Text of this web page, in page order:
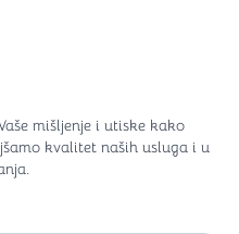
mišljenje i utiske kako
kvalitet naših usluga i u